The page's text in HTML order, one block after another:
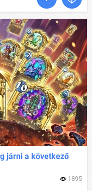
járni a következő
1895